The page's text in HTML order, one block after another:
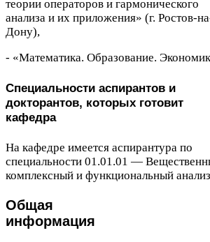
теории операторов и гармонического
анализа и их приложения» (г. Ростов-​
Дону),
- «Математика. Образование.
Специальности аспирантов и
докторантов, которых готовит
кафедра
На кафедре имеется аспирантура по
специальности 01.01.01 —
комплексный и функциональный
Общая
информация